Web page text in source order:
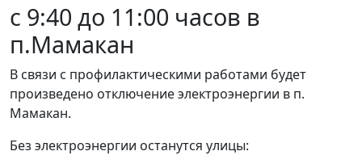
с 9:40 до 11:00 часов в
п.Мамакан
В связи с профилактическими работами будет
произведено отключение электроэнергии в п.
Мамакан.
Без электроэнергии останутся улицы: